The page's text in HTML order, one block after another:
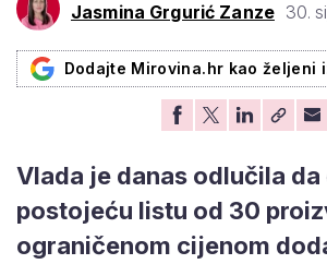
Jasmina Grgurić Zanze 30.
Dodajte Mirovina.hr kao željeni
Vlada je danas odlučila da
postojeću listu od 30
ograničenom cijenom